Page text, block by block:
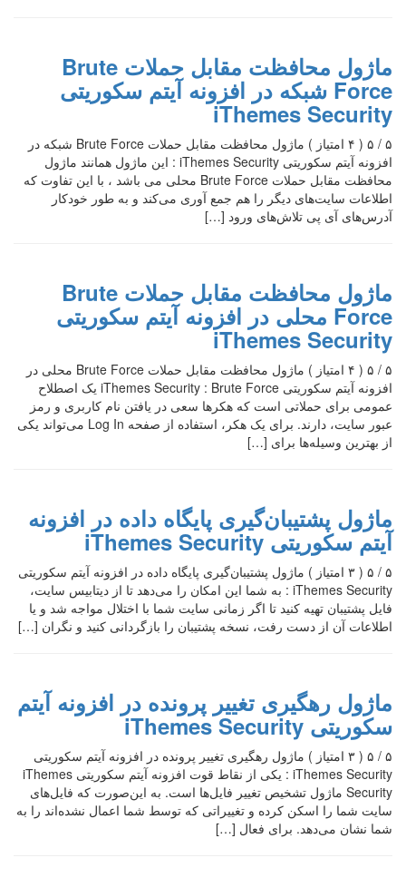
ماژول محافظت مقابل حملات Brute
Force شبکه در افزونه آیتم سکوریتی
iThemes Security
۵ / ۵ ( ۴ امتیاز ) ماژول محافظت مقابل حملات Brute Force شبکه در
افزونه آیتم سکوریتی iThemes Security : این ماژول همانند ماژول
محافظت مقابل حملات Brute Force محلی می باشد ، با این تفاوت که
اطلاعات سایت‌های دیگر را هم جمع آوری می‌کند و به طور خودکار
آدرس‌های آی پی تلاش‌های ورود […]
ماژول محافظت مقابل حملات Brute
Force محلی در افزونه آیتم سکوریتی
iThemes Security
۵ / ۵ ( ۴ امتیاز ) ماژول محافظت مقابل حملات Brute Force محلی در
افزونه آیتم سکوریتی iThemes Security : Brute Force یک اصطلاح
عمومی برای حملاتی است که هکرها سعی در یافتن نام کاربری و رمز
عبور سایت، دارند. برای یک هکر، استفاده از صفحه Log In می‌تواند یکی
از بهترین وسیله‌ها برای […]
ماژول پشتیبان‌گیری پایگاه داده در افزونه
آیتم سکوریتی iThemes Security
۵ / ۵ ( ۳ امتیاز ) ماژول پشتیبان‌گیری پایگاه داده در افزونه آیتم سکوریتی
iThemes Security : به شما این امکان را می‌دهد تا از دیتابیس سایت،
فایل پشتیبان تهیه کنید تا اگر زمانی سایت شما با اختلال مواجه شد و یا
اطلاعات آن از دست رفت، نسخه پشتیبان را بازگردانی کنید و نگران […]
ماژول رهگیری تغییر پرونده در افزونه آیتم
سکوریتی iThemes Security
۵ / ۵ ( ۳ امتیاز ) ماژول رهگیری تغییر پرونده در افزونه آیتم سکوریتی
iThemes Security : یکی از نقاط قوت افزونه آیتم سکوریتی iThemes
Security ماژول تشخیص تغییر فایل‌ها است. به این‌صورت که فایل‌های
سایت شما را اسکن کرده و تغییراتی که توسط شما اعمال نشده‌اند را به
شما نشان می‌دهد. برای فعال […]